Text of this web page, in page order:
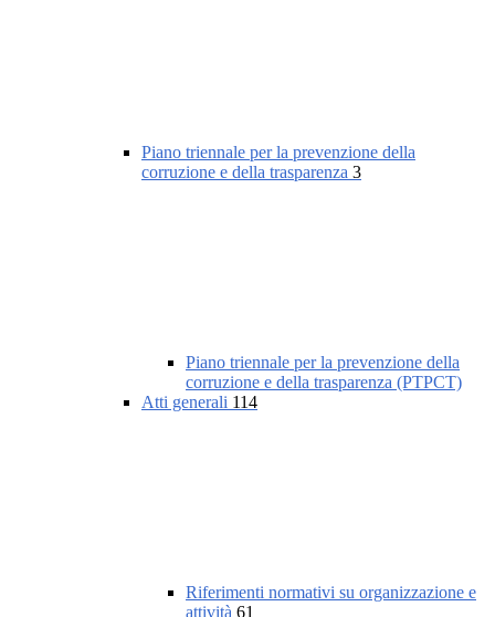
Piano triennale per la prevenzione della
corruzione e della trasparenza 3
Piano triennale per la prevenzione della
corruzione e della trasparenza (PTPCT)
Atti generali 114
Riferimenti normativi su organizzazione e
attività 61